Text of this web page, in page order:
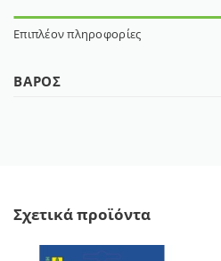
Επιπλέον πληροφορίες
ΒΆΡΟΣ
Σχετικά προϊόντα